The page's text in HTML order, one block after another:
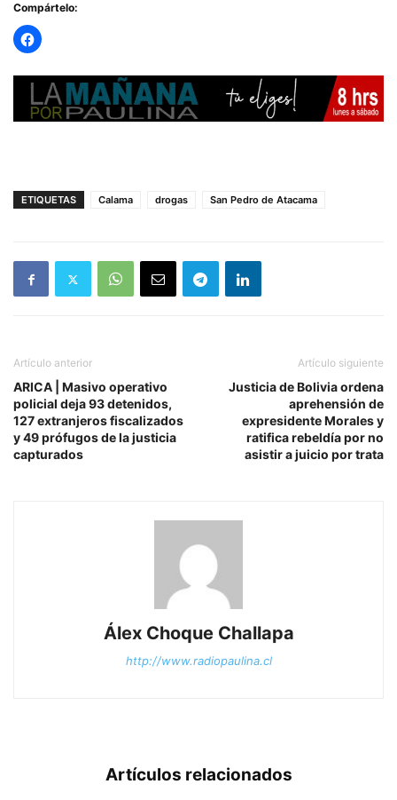
Compártelo:
ETIQUETAS Calama drogas San Pedro de Atacama
Artículo anterior
ARICA | Masivo operativo
policial deja 93 detenidos,
127 extranjeros fiscalizados
y 49 prófugos de la justicia
capturados
Artículo siguiente
Justicia de Bolivia ordena
aprehensión de
expresidente Morales y
ratifica rebeldía por no
asistir a juicio por trata
Álex Choque Challapa
http://www.radiopaulina.cl
Artículos relacionados